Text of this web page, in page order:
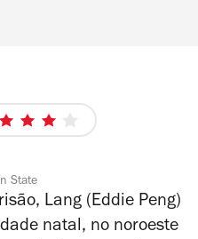
4/5
State
Lang (Eddie Peng)
natal, no noroeste